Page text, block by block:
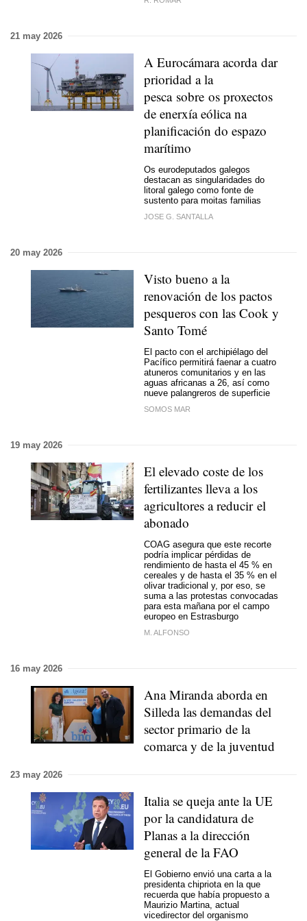
21 may 2026
A Eurocámaraacorda dar
prioridad a la
pesca sobre os proxectos
de enerxía eólica na
planificación do espazo
marítimo
Os eurodeputados galegos
destacan as singularidades do
litoral galego como fonte de
sustento para moitas familias
JOSE G. SANTALLA
20 may 2026
Visto bueno a la
renovación de los pactos
pesqueros con las Cook y
Santo Tomé
El pacto con el archipiélago del
Pacífico permitirá faenar a cuatro
atuneros comunitarios y en las
aguas africanas a 26, así como
nueve palangreros de superficie
SOMOS MAR
19 may 2026
El elevado coste de los
fertilizantes lleva a los
agricultores a reducir el
abonado
COAG asegura que este recorte
podría implicar pérdidas de
rendimiento de hasta el 45 % en
cereales y de hasta el 35 % en el
olivar tradicional y, por eso, se
suma a las protestas convocadas
para esta mañana por el campo
europeo en Estrasburgo
M. ALFONSO
16 may 2026
Ana Miranda aborda en
Silleda las demandas del
sector primario de la
comarca y de la juventud
23 may 2026
Italia se queja ante la UE
por la candidatura de
Planas a la dirección
general de la FAO
El Gobierno envió una carta a la
presidenta chipriota en la que
recuerda que había propuesto a
Maurizio Martina, actual
vicedirector del organismo